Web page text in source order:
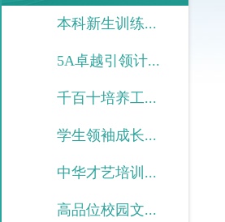
本科新生训练...
5A卓越引领计...
千百十培养工...
学生领袖成长...
中华才艺培训...
高品位校园文...